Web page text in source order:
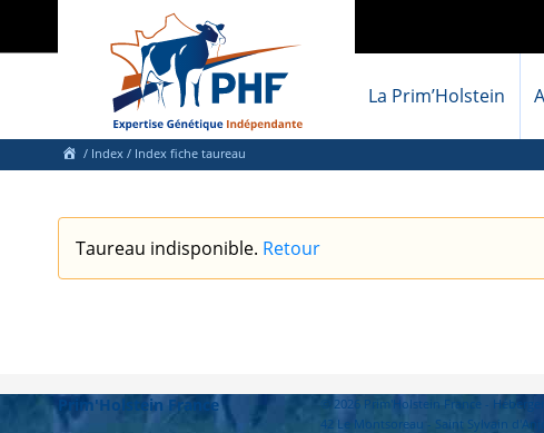
La Prim’Holstein
/ Index / Index fiche taureau
Taureau indisponible. Retour
Prim'Holstein France © 2026 Prim'Holstein France -
42 Le Montsoreau - Saint Sylvain